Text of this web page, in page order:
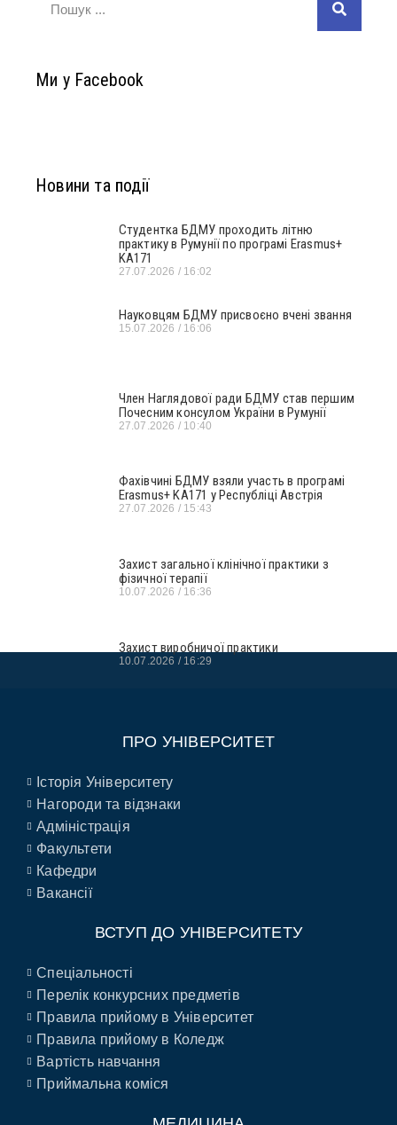
Ми у Facebook
Новини та події
Студентка БДМУ проходить літню
практику в Румунії по програмі Erasmus+
KA171
27.07.2026 16:02
Науковцям БДМУ присвоєно вчені звання
15.07.2026 16:06
Член Наглядової ради БДМУ став першим
Почесним консулом України в Румунії
27.07.2026 10:40
Фахівчині БДМУ взяли участь в програмі
Erasmus+ KA171 у Республіці Австрія
27.07.2026 15:43
Захист загальної клінічної практики з
фізичної терапії
10.07.2026 16:36
Захист виробничої практики
10.07.2026 16:29
ПРО УНІВЕРСИТЕТ
Історія Університету
Нагороди та відзнаки
Адміністрація
Факультети
Кафедри
Вакансії
ВСТУП ДО УНІВЕРСИТЕТУ
Спеціальності
Перелік конкурсних предметів
Правила прийому в Університет
Правила прийому в Коледж
Вартість навчання
Приймальна коміся